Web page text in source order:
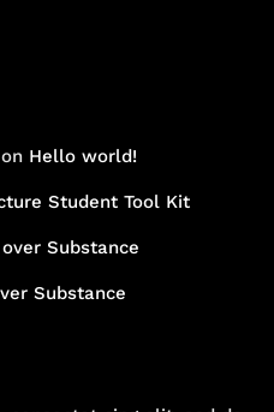
on Hello world!
Student Tool Kit
Substance
Substance